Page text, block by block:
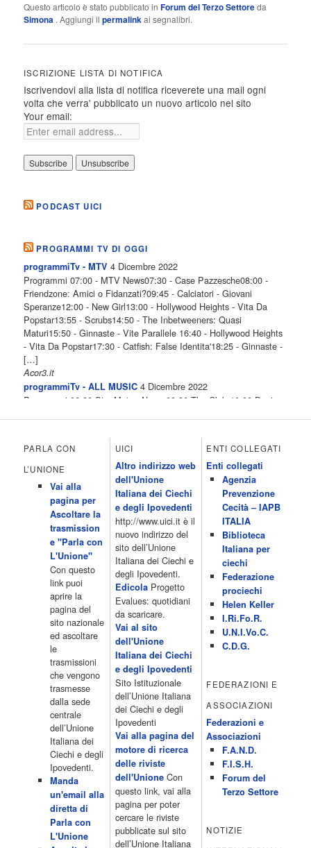
Questo articolo è stato pubblicato inForum del Terzo Settoreda
Simona . Aggiungi ilpermalinkai segnalibri.
ISCRIZIONE LISTA DI NOTIFICA
Iscrivendovi alla lista di notifica riceverete una mail ogni
volta che verra' pubblicato un nuovo articolo nel sito
Your email:
PODCAST UICI
PROGRAMMI TV DI OGGI
programmiTv - MTV 4 Dicembre 2022
Programmi 07:00 - MTV News07:30 - Case Pazzesche08:00 -
Friendzone: Amici o Fidanzati?09:45 - Calciatori - Giovani
Speranze12:00 - New Girl13:00 - Hollywood Heights - Vita Da
Popstar13:55 - Scrubs14:50 - The Inbetweeners: Quasi
Maturi15:50 - Ginnaste - Vite Parallele 16:40 - Hollywood Heights
- Vita Da Popstar17:30 - Catfish: False Identita'18:25 - Ginnaste -
[…]
Acor3.it
programmiTv - ALL MUSIC 4 Dicembre 2022
Programmi 06.30 Star.Meteo.News 09.30 The Club 10.00 Deejay
All News 16.05 Rotazione musicale 19.00 All News 19.05 The
Club 19.30 19.30 Human Guinea Pigs 20.00 Inbox 21.00 Code
Monkeys 21.30 Sons of Butcher […]
programmiTv - ITALIA 1 4 Dicembre 2022
Programmi 06.35 Cartoni Animati 09.05 Telefilm:Starsky & Hutch
10.10 Telefilm:Supercar 12.15 12.15 Secondo voi 12.25 Studio
Aperto 13.00 Studio Sport 13.40 Cartoni animati 14.30 I Simpson
15.00 Telefilm:Paso adelante 15.55 15.55 Telefilm:Wildfire 16.50
Cartoni animati 18.30 Studio Aperto 19.05 Don Luca c'� 19.35
19.35 Medici miei 20.05 Camera caf� 20.30 La ruota della
fortuna 21.10 […]
Acor3.it
programmiTv - LA 7
4 Dicembre 2022
Programmi 06:00 - Tg La7/meteo/oroscopo/traffico06:55 - Movie
Flash07:00 - Omnibus ? Rassegna stampa07:30 - Tg La707:50 -
Omnibus09:50 - Coffee Break11:00 - L?aria che tira12:25 - I
men� di Benedetta13:30 - Tg La714:00 - Tg La7 Cronache14:40 -
Telefilm: Le strade di San Francisco - Omicidio di primo grado -
Una scuola di paura 16:30 […]
Acor3.it
programmiTv - CANALE 5 4 Dicembre 2022
Programmi 2/3 06.00 TG5/Traffico/Meteo/Borse e monete 08.00
TG5 Mattina 08.40 Mattino Cinque(TG5-Ore 10) 11.00 Forum
13.00 2/3 13.00 TG5 13.40 Beautiful 14.10 Centovetrine 14.45
Uomini e donne 16.15 2/3 16.15 Amici 16.55 Pomeriggio
cinque(All'interno: TG5-5 minuti 17.55) 18.50 Chi vuol essere
milionario 20.00 2/3 20.00 TG5 20.30 Striscia la notizia 21.10
Telefilm:Amiche mie 23.30 2/3 […]
Acor3.it
programmiTv - RETE 4 4 Dicembre 2022
PARLA CON
L’UNIONE
Vai alla
pagina per
Ascoltare la
trasmission
e "Parla con
L'Unione"
Con questo
link puoi
aprire la
pagina del
sito nazionale
ed ascoltare
le
trasmissioni
che vengono
trasmesse
dalla sede
centrale
dell’Unione
Italiana dei
Ciechi e degli
Ipovedenti.
Manda
un'email alla
diretta di
Parla con
L'Unione
UICI
Altro indirizzo web
dell'Unione
Italiana dei Ciechi
e degli Ipovedenti
http://www.uici.it è il
nuovo indirizzo del
sito dell’Unione
Italiana dei Ciechi e
degli Ipovedenti.
EdicolaProgetto
Evalues: quotidiani
da scaricare.
Vai al sito
dell'Unione
Italiana dei Ciechi
e degli Ipovedenti
Sito Istituzionale
dell’Unione Italiana
dei Ciechi e degli
Ipovedenti
Vai alla pagina del
motore di ricerca
delle riviste
dell'UnioneCon
questo link, vai alla
pagina per poter
cercare le riviste
pubblicate sul sito
dell’Unione Italiana
ENTI COLLEGATI
Enti collegati
Agenzia
Prevenzione
Cecità – IAPB
ITALIA
Biblioteca
Italiana per
ciechi
Federazione
prociechi
Helen Keller
I.Ri.Fo.R.
U.N.I.Vo.C.
C.D.G.
FEDERAZIONI E
ASSOCIAZIONI
Federazioni e
Associazioni
F.A.N.D.
F.I.S.H.
Forum del
Terzo Settore
NOTIZIE